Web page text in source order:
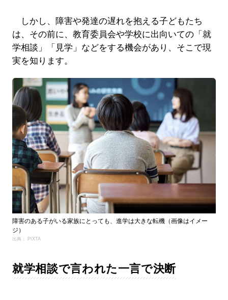
しかし、障害や発達の遅れを抱える子どもたち
は、その前に、教育委員会や学校に出向いての「就
学相談」「見学」などをする機会があり、そこで現
実を知ります。
障害のある子がいる家族にとっても、進学は大きな転機（画像はイメー
ジ）
出典： PIXTA
就学相談で言われた一言で決断